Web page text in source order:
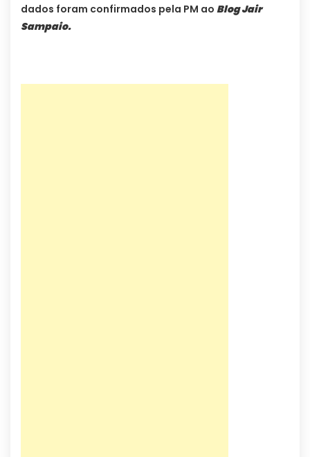
dados foram confirmados pela PM ao Blog Jair
Sampaio.